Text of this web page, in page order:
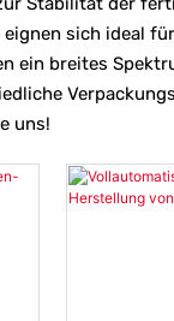
sich ideal
ein breites
uns!